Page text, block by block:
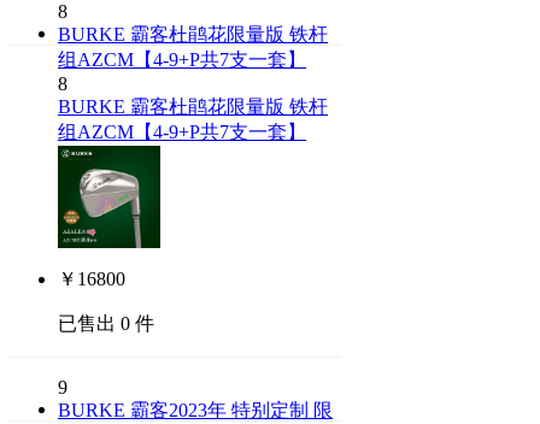
8
BURKE 霸客杜鹃花限量版 铁杆
组AZCM【4-9+P共7支一套】
8
BURKE 霸客杜鹃花限量版 铁杆
组AZCM【4-9+P共7支一套】
￥ 16800
已售出 0 件
9
BURKE 霸客2023年 特别定制 限